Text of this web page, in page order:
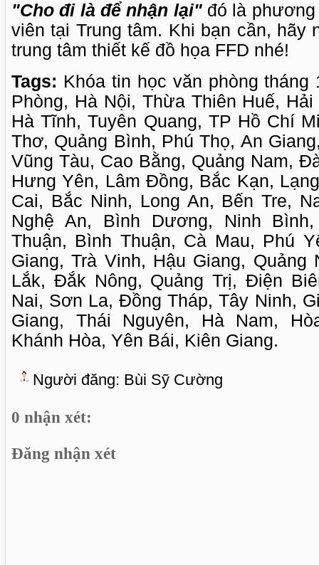
"Cho đi là để nhận lại"đó là phương
viên tại Trung tâm. Khi bạn cần, hãy
trung tâm thiết kế đồ họa FFD nhé!
Tags: Khóa tin học văn phòng tháng
Phòng, Hà Nội, Thừa Thiên Huế,
Hà Tĩnh, Tuyên Quang, TP Hồ Chí
Thơ, Quảng Bình, Phú Thọ, An
Vũng Tàu, Cao Bằng, Quảng Nam,
Hưng Yên, Lâm Đồng, Bắc Kạn,
Cai, Bắc Ninh, Long An, Bến Tre,
Nghệ An, Bình Dương, Ninh
Thuận, Bình Thuận, Cà Mau, Phú
Giang, Trà Vinh, Hậu Giang, Quảng
Lắk, Đắk Nông, Quảng Trị, Điện
Nai, Sơn La, Đồng Tháp, Tây Ninh,
Giang, Thái Nguyên, Hà Nam,
Khánh Hòa, Yên Bái, Kiên Giang.
Người đăng: Bùi Sỹ Cường
0 nhận xét:
Đăng nhận xét